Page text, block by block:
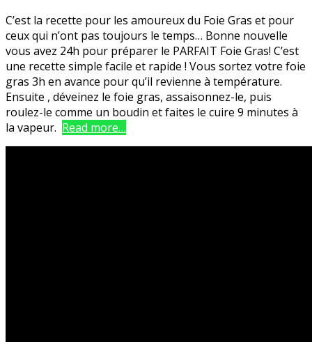
C’est la recette pour les amoureux du Foie Gras et pour
ceux qui n’ont pas toujours le temps… Bonne nouvelle
vous avez 24h pour préparer le PARFAIT Foie Gras! C’est
une recette simple facile et rapide ! Vous sortez votre foie
gras 3h en avance pour qu’il revienne à température.
Ensuite , déveinez le foie gras, assaisonnez-le, puis
roulez-le comme un boudin et faites le cuire 9 minutes à
la vapeur. Read more…